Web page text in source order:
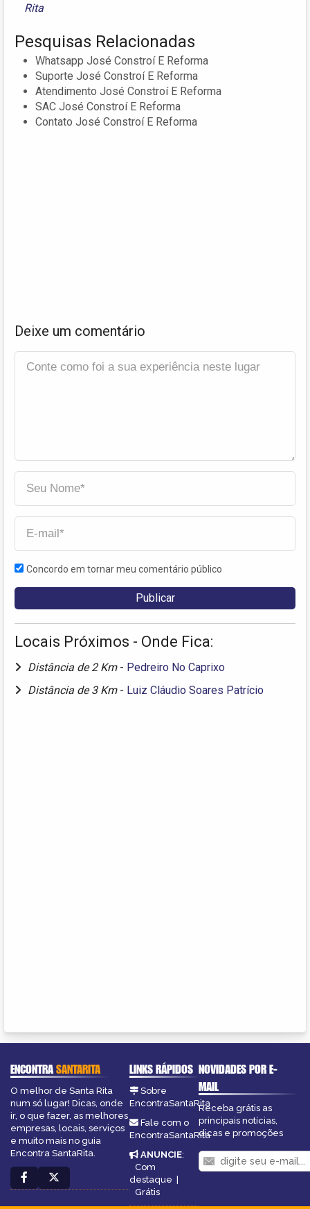
Rita
Pesquisas Relacionadas
Whatsapp José Constroí E Reforma
Suporte José Constroí E Reforma
Atendimento José Constroí E Reforma
SAC José Constroí E Reforma
Contato José Constroí E Reforma
Deixe um comentário
Concordo em tornar meu comentário público
Locais Próximos - Onde Fica:
Distância de 2 Km - Pedreiro No Caprixo
Distância de 3 Km - Luiz Cláudio Soares Patrício
ENCONTRASANTARITA
O melhor de Santa Rita
num só lugar! Dicas, onde
ir, o que fazer, as melhores
empresas, locais, serviços
e muito mais no guia
Encontra SantaRita.
LINKS RÁPIDOS
Sobre
EncontraSantaRita
Fale com o
EncontraSantaRita
ANUNCIE:
Com
destaque |
Grátis
NOVIDADES POR E-
MAIL
Receba grátis as
principais notícias,
dicas e promoções